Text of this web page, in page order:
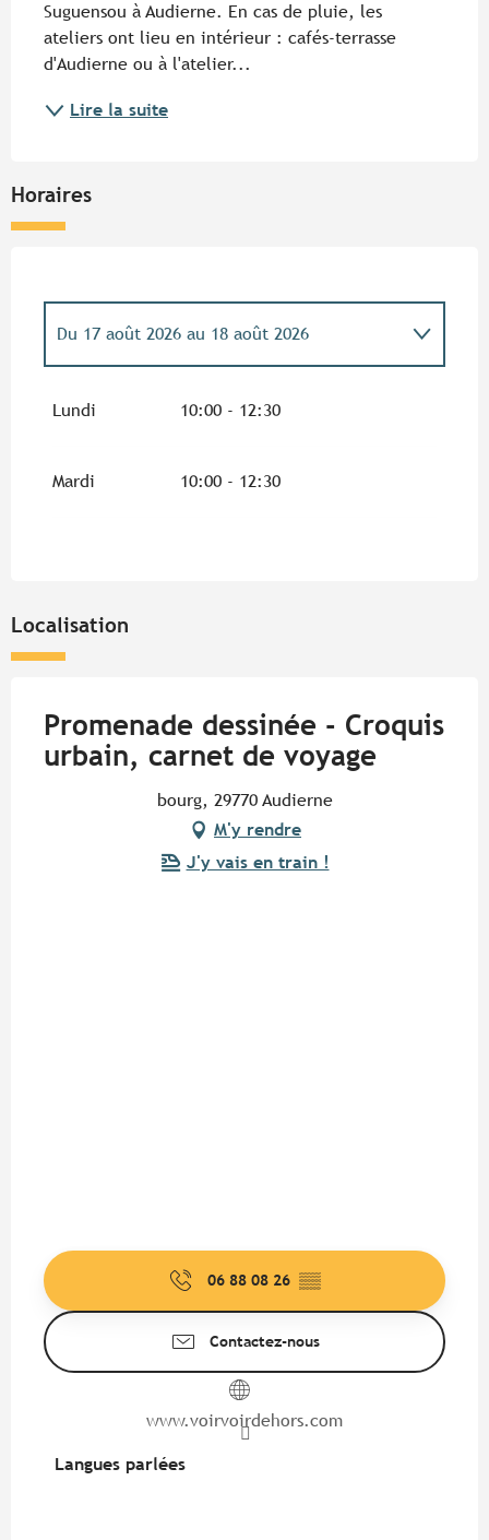
Suguensou à Audierne. En cas de pluie, les
ateliers ont lieu en intérieur : cafés-terrasse
d'Audierne ou à l'atelier...
Lire la suite
Horaires
Du 17 août 2026 au 18 août 2026
Lundi 10:00 - 12:30
Mardi 10:00 - 12:30
Localisation
Promenade dessinée - Croquis
urbain, carnet de voyage
bourg, 29770 Audierne
M'y rendre
J'y vais en train !
06 88 08 26 ▒▒
Contactez-nous
www.voirvoirdehors.com
Langues parlées
Langues parlées